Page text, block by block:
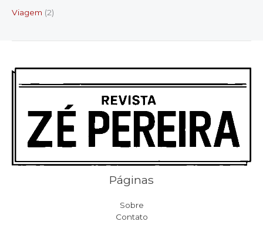
Viagem (2)
Páginas
Sobre
Contato